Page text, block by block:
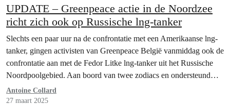
UPDATE – Greenpeace actie in de Noordzee
richt zich ook op Russische lng-tanker
Slechts een paar uur na de confrontatie met een Amerikaanse lng-
tanker, gingen activisten van Greenpeace België vanmiddag ook de
confrontatie aan met de Fedor Litke lng-tanker uit het Russische
Noordpoolgebied. Aan boord van twee zodiacs en ondersteund
door het Greenpeace-schip Arctic Sunrise, klaagden de activisten
de blijvende afhankelijkheid van Europa aan fossiel gas aan. Op…
Antoine Collard
27 maart 2025